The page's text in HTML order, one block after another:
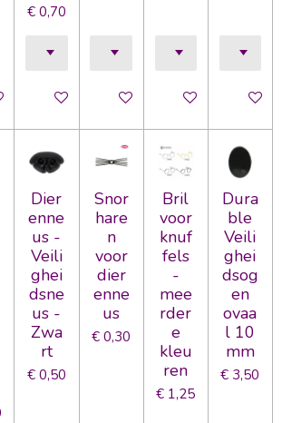
mij op de hoogte
€ 0,70
In winkelwagenIn winkelwagenIn winkelwagen
In
Dier
enne
us -
Veili
ghei
dsne
us -
Zwa
rt
€ 0,50
Snor
hare
n
voor
dier
enne
us
€ 0,30
Bril
voor
knuf
fels
-
mee
rder
e
kleu
ren
€ 1,25
Dura
ble
Veili
ghei
dsog
en
ovaa
l 10
mm
€ 3,50